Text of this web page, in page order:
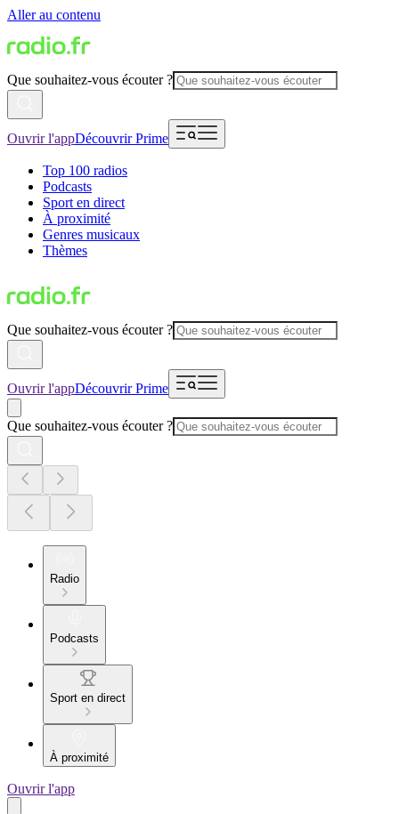
Aller au contenu
Que souhaitez-vous écouter ?
Ouvrir l'appDécouvrir Prime
Top 100 radios
Podcasts
Sport en direct
À proximité
Genres musicaux
Thèmes
Que souhaitez-vous écouter ?
Ouvrir l'appDécouvrir Prime
Que souhaitez-vous écouter ?
Radio
Podcasts
Sport en direct
À proximité
Ouvrir l'app